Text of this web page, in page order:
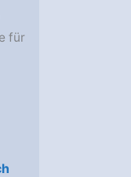
für